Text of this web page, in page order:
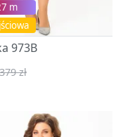
m
973B
379 zł